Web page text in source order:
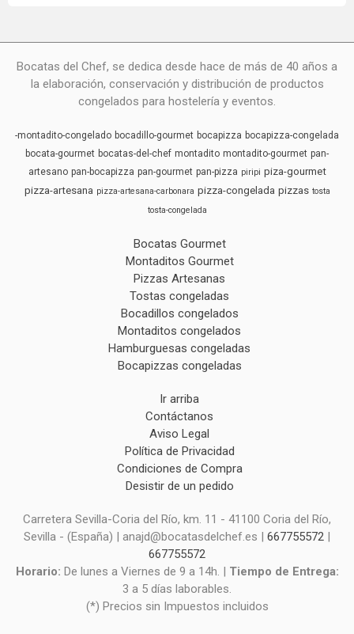
Bocatas del Chef, se dedica desde hace de más de 40 años a
la elaboración, conservación y distribución de productos
congelados para hostelería y eventos.
-montadito-congelado bocadillo-gourmet bocapizza bocapizza-congelada
bocata-gourmet bocatas-del-chef montadito montadito-gourmet pan-
artesano pan-bocapizza pan-gourmet pan-pizza piripi piza-gourmet
pizza-artesana pizza-artesana-carbonara pizza-congelada pizzas tosta
tosta-congelada
Bocatas Gourmet
Montaditos Gourmet
Pizzas Artesanas
Tostas congeladas
Bocadillos congelados
Montaditos congelados
Hamburguesas congeladas
Bocapizzas congeladas
Ir arriba
Contáctanos
Aviso Legal
Política de Privacidad
Condiciones de Compra
Desistir de un pedido
Carretera Sevilla-Coria del Río, km. 11 - 41100 Coria del Río,
Sevilla - (España) | anajd@bocatasdelchef.es | 667755572 |
667755572
Horario: De lunes a Viernes de 9 a 14h. | Tiempo de Entrega:
3 a 5 días laborables.
(*) Precios sin Impuestos incluidos